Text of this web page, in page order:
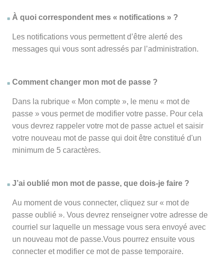
À quoi correspondent mes « notifications » ?
Les notifications vous permettent d’être alerté des
messages qui vous sont adressés par l’administration.
Comment changer mon mot de passe ?
Dans la rubrique « Mon compte », le menu « mot de
passe » vous permet de modifier votre passe. Pour cela
vous devrez rappeler votre mot de passe actuel et saisir
votre nouveau mot de passe qui doit être constitué d'un
minimum de 5 caractères.
J’ai oublié mon mot de passe, que dois-je faire ?
Au moment de vous connecter, cliquez sur « mot de
passe oublié ». Vous devrez renseigner votre adresse de
courriel sur laquelle un message vous sera envoyé avec
un nouveau mot de passe.Vous pourrez ensuite vous
connecter et modifier ce mot de passe temporaire.